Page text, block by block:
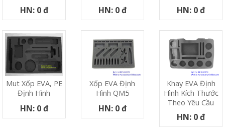
HN: 0 đ HN: 0 đ HN: 0 đ
Mut Xốp EVA, PE
Định Hình
HN: 0 đ
Xốp EVA Định
Hình QM5
HN: 0 đ
Khay EVA Định
Hình Kích Thước
Theo Yêu Cầu
HN: 0 đ